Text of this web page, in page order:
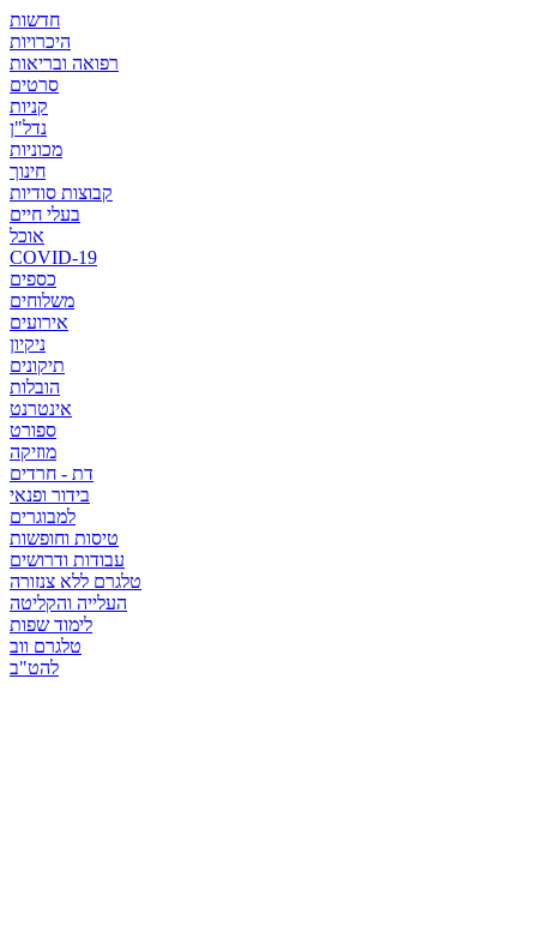
חדשות
היכרויות
רפואה ובריאות
סרטים
קניות
נדל"ן
מכוניות
חינוך
קבוצות סודיות
בעלי חיים
אוכל
COVID-19
כספים
משלוחים
אירועים
ניקיון
תיקונים
הובלות
אינטרנט
ספורט
מוזיקה
דת - חרדים
בידור ופנאי
למבוגרים
טיסות וחופשות
עבודות ודרושים
טלגרם ללא צנזורה
העלייה והקליטה
לימוד שפות
טלגרם ווב
להט"ב